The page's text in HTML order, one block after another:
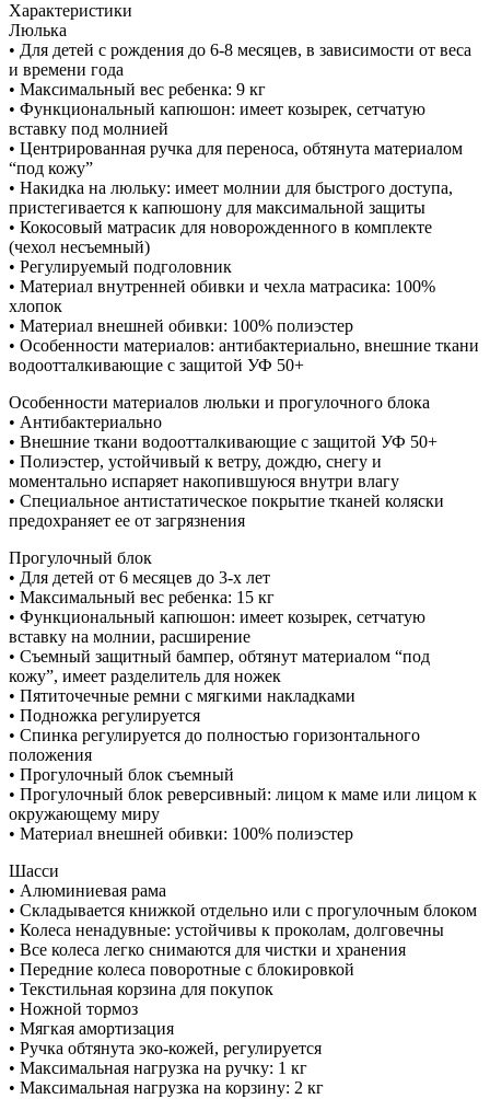
Характеристики
Люлька
• Для детей с рождения до 6-8 месяцев, в зависимости от веса
и времени года
• Максимальный вес ребенка: 9 кг
• Функциональный капюшон: имеет козырек, сетчатую
вставку под молнией
• Центрированная ручка для переноса, обтянута материалом
“под кожу”
• Накидка на люльку: имеет молнии для быстрого доступа,
пристегивается к капюшону для максимальной защиты
• Кокосовый матрасик для новорожденного в комплекте
(чехол несъемный)
• Регулируемый подголовник
• Материал внутренней обивки и чехла матрасика: 100%
хлопок
• Материал внешней обивки: 100% полиэстер
• Особенности материалов: антибактериально, внешние ткани
водоотталкивающие с защитой УФ 50+
Особенности материалов люльки и прогулочного блока
• Антибактериально
• Внешние ткани водоотталкивающие с защитой УФ 50+
• Полиэстер, устойчивый к ветру, дождю, снегу и
моментально испаряет накопившуюся внутри влагу
• Специальное антистатическое покрытие тканей коляски
предохраняет ее от загрязнения
Прогулочный блок
• Для детей от 6 месяцев до 3-х лет
• Максимальный вес ребенка: 15 кг
• Функциональный капюшон: имеет козырек, сетчатую
вставку на молнии, расширение
• Съемный защитный бампер, обтянут материалом “под
кожу”, имеет разделитель для ножек
• Пятиточечные ремни с мягкими накладками
• Подножка регулируется
• Спинка регулируется до полностью горизонтального
положения
• Прогулочный блок съемный
• Прогулочный блок реверсивный: лицом к маме или лицом к
окружающему миру
• Материал внешней обивки: 100% полиэстер
Шасси
• Алюминиевая рама
• Складывается книжкой отдельно или с прогулочным блоком
• Колеса ненадувные: устойчивы к проколам, долговечны
• Все колеса легко снимаются для чистки и хранения
• Передние колеса поворотные с блокировкой
• Текстильная корзина для покупок
• Ножной тормоз
• Мягкая амортизация
• Ручка обтянута эко-кожей, регулируется
• Максимальная нагрузка на ручку: 1 кг
• Максимальная нагрузка на корзину: 2 кг